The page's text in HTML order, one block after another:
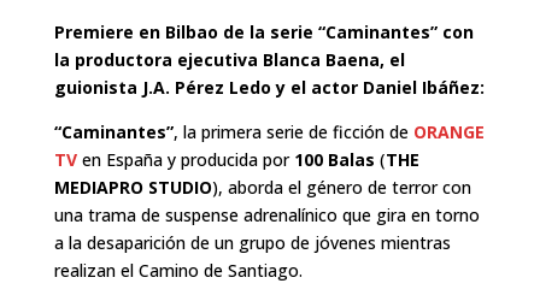
Premiere en Bilbao de la serie “Caminantes” con
la productora ejecutiva Blanca Baena, el
guionista J.A. Pérez Ledo y el actor Daniel Ibáñez:
“Caminantes”, la primera serie de ficción de ORANGE
TVen España y producida por 100 Balas (THE
MEDIAPRO STUDIO), aborda el género de terror con
una trama de suspense adrenalínico que gira en torno
a la desaparición de un grupo de jóvenes mientras
realizan el Camino de Santiago.